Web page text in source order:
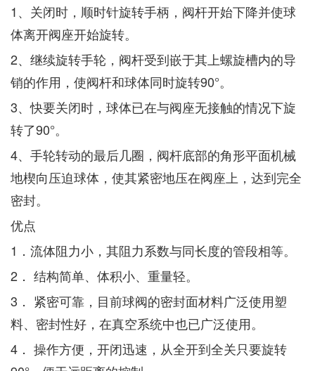
1、关闭时，顺时针旋转手柄，阀杆开始下降并使球
体离开阀座开始旋转。
2、继续旋转手轮，阀杆受到嵌于其上螺旋槽内的导
销的作用，使阀杆和球体同时旋转90°。
3、快要关闭时，球体已在与阀座无接触的情况下旋
转了90°。
4、手轮转动的最后几圈，阀杆底部的角形平面机械
地楔向压迫球体，使其紧密地压在阀座上，达到完全
密封。
优点
1．流体阻力小，其阻力系数与同长度的管段相等。
2． 结构简单、体积小、重量轻。
3． 紧密可靠，目前球阀的密封面材料广泛使用塑
料、密封性好，在真空系统中也已广泛使用。
4． 操作方便，开闭迅速，从全开到全关只要旋转